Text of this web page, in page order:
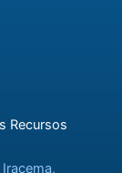
Recursos